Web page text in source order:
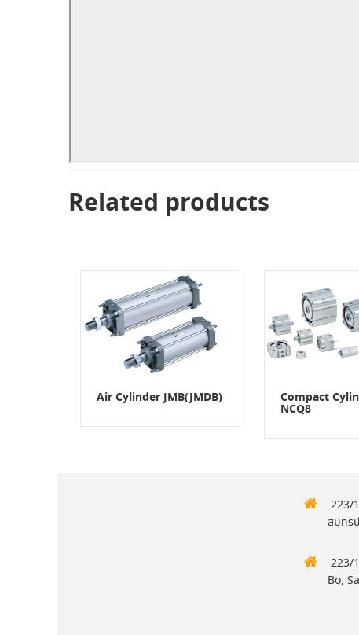
Related products
Air Cylinder JMB(JMDB) Compact
NCQ8
223/
สมุทร
223/
Bo,